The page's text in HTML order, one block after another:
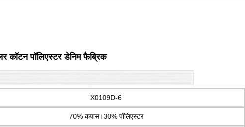
पॉलिएस्टर डेनिम फैब्रिक
X0109D-6
70% कपास।30% पॉलिएस्टर